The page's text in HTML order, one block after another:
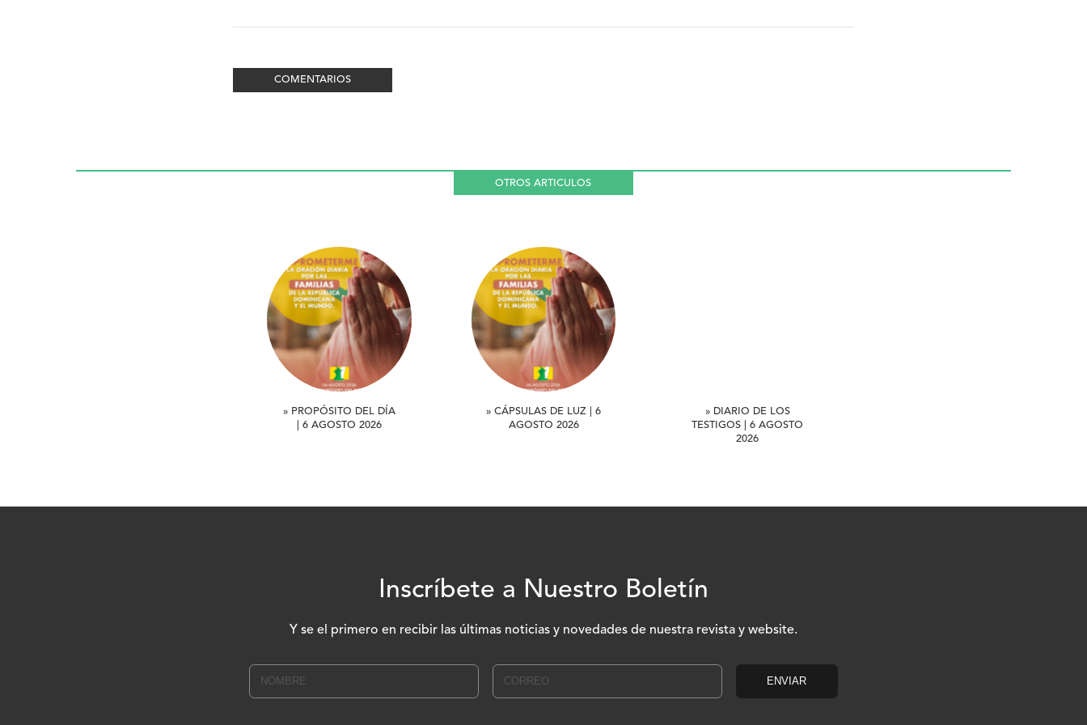
COMENTARIOS
OTROS ARTICULOS
» PROPÓSITO DEL DÍA
| 6 AGOSTO 2026
» CÁPSULAS DE LUZ | 6
AGOSTO 2026
» DIARIO DE LOS
TESTIGOS | 6 AGOSTO
2026
Inscríbete a Nuestro Boletín
Y se el primero en recibir las últimas noticias y novedades de nuestra revista y website.